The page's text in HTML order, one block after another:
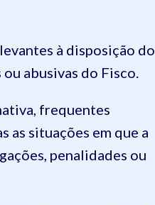
à disposição do
abusivas do Fisco.
frequentes
as situações em que a
penalidades ou